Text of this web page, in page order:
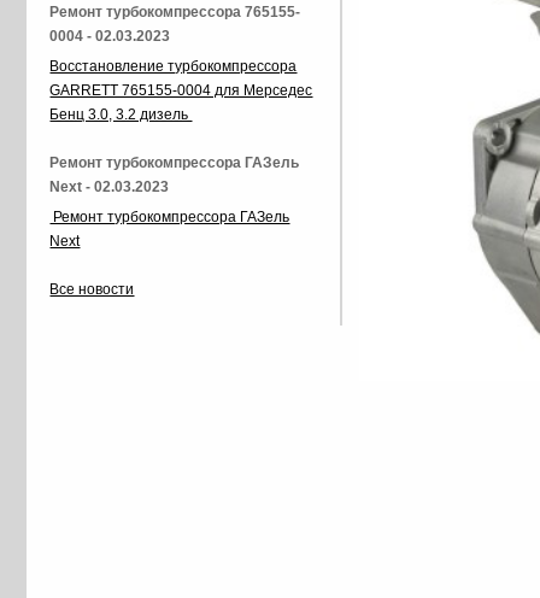
Ремонт турбокомпрессора 765155-
0004 - 02.03.2023
Восстановление турбокомпрессора
GARRETT 765155-0004 для Мерседес
Бенц 3.0, 3.2 дизель
Ремонт турбокомпрессора ГАЗель
Next - 02.03.2023
Ремонт турбокомпрессора ГАЗель
Next
Все новости